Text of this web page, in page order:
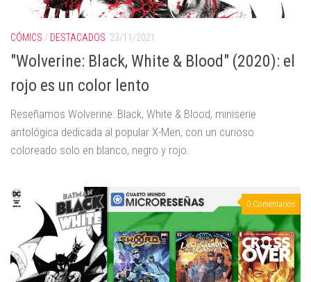
CÓMICS / DESTACADOS 23/11/2021
"Wolverine: Black, White & Blood" (2020): el
rojo es un color lento
Reseñamos Wolverine: Black, White & Blood, miniserie
antológica dedicada al popular X-Men, con un curioso
coloreado solo en blanco, negro y rojo.
0 Comentarios